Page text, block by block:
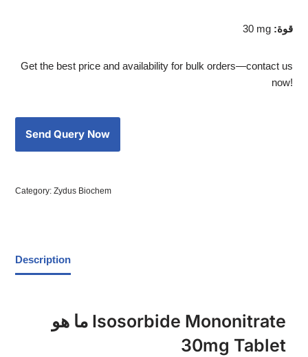
30 mg :قوة
Get the best price and availability for bulk orders—contact us
now!
Category: Zydus Biochem
Description
ما هو Isosorbide Mononitrate
30mg Tablet